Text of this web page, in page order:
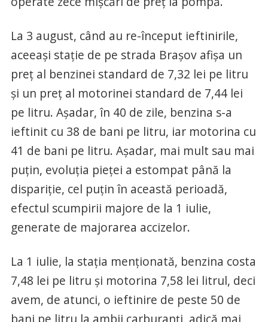
La 3 august, când au re-început ieftinirile,
aceeași stație de pe strada Brașov afișa un
preț al benzinei standard de 7,32 lei pe litru
și un preț al motorinei standard de 7,44 lei
pe litru. Așadar, în 40 de zile, benzina s-a
ieftinit cu 38 de bani pe litru, iar motorina cu
41 de bani pe litru. Așadar, mai mult sau mai
puțin, evoluția pieței a estompat până la
dispariție, cel puțin în această perioadă,
efectul scumpirii majore de la 1 iulie,
generate de majorarea accizelor.
La 1 iulie, la stația menționată, benzina costa
7,48 lei pe litru și motorina 7,58 lei litrul, deci
avem, de atunci, o ieftinire de peste 50 de